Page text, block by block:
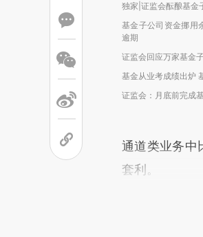
独家|证监会酝酿基金
基金子公司资金挪用
逾期
证监会回应万家基金
基金从业考成绩出炉
证监会：月底前完成
通道类业务中
套利。